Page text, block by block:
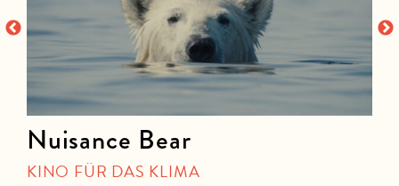
Nuisance Bear
KINO FÜR DAS KLIMA